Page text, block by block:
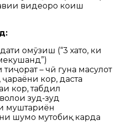
видеоро коҳиш
омӯзиш (“3 хато, ки
– чӣ гуна маҳсулот
кор, даста
кор, табдил
зуд-зуд
муштариён
шумо мутобиқ карда